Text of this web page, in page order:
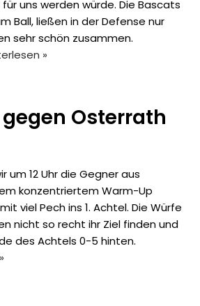
uns werden würde. Die Bascats
Ball, ließen in der Defense nur
sehr schön zusammen.
»
Osterrath
um 12 Uhr die Gegner aus
konzentriertem Warm-Up
viel Pech ins 1. Achtel. Die Würfe
nicht so recht ihr Ziel finden und
des Achtels 0-5 hinten.